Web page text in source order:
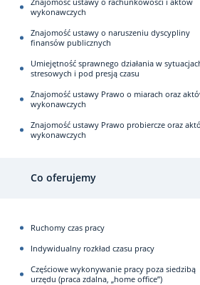
wykonawczych
Znajomość ustawy o naruszeniu dyscypliny
finansów publicznych
Umiejętność sprawnego działania w
stresowych i pod presją czasu
Znajomość ustawy Prawo o miarach oraz
wykonawczych
Znajomość ustawy Prawo probiercze oraz
wykonawczych
Co oferujemy
Ruchomy czas pracy
Indywidualny rozkład czasu pracy
Częściowe wykonywanie pracy poza siedzibą
urzędu (praca zdalna, „home office”)